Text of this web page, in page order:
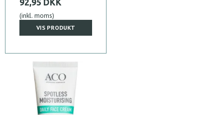
92,95 DKK
(inkl. moms)
VIS PRODUKT